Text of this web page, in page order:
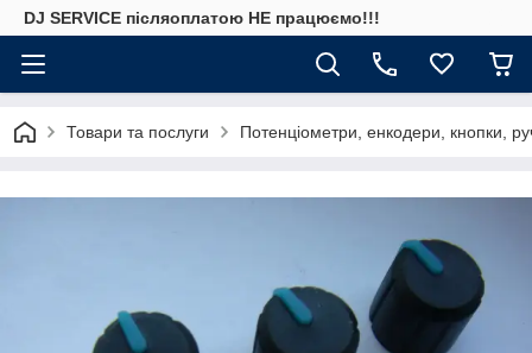
DJ SERVICE пiсляоплатою НЕ працюємо!!!
Товари та послуги Потенціометри, енкодери, кнопки,